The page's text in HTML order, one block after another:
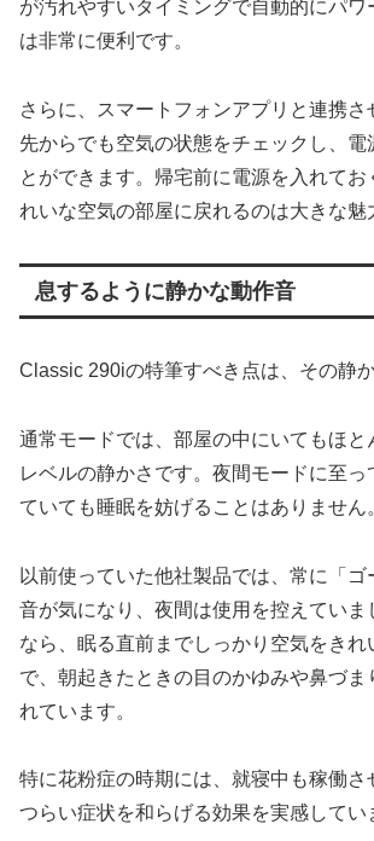
が汚れやすいタイミングで自動的にパワ
は非常に便利です。
さらに、スマートフォンアプリと連携さ
先からでも空気の状態をチェックし、電
とができます。帰宅前に電源を入れてお
れいな空気の部屋に戻れるのは大きな魅
息するように静かな動作音
Classic 290iの特筆すべき点は、その静か
通常モードでは、部屋の中にいてもほと
レベルの静かさです。夜間モードに至っ
ていても睡眠を妨げることはありません
以前使っていた他社製品では、常に「ゴ
音が気になり、夜間は使用を控えていま
なら、眠る直前までしっかり空気をきれ
で、朝起きたときの目のかゆみや鼻づま
れています。
特に花粉症の時期には、就寝中も稼働さ
つらい症状を和らげる効果を実感してい